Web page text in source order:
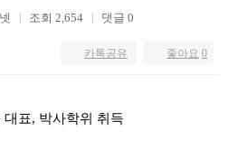
조회 2,654 댓글 0
좋아요 0
카톡공유
대표, 박사학위 취득